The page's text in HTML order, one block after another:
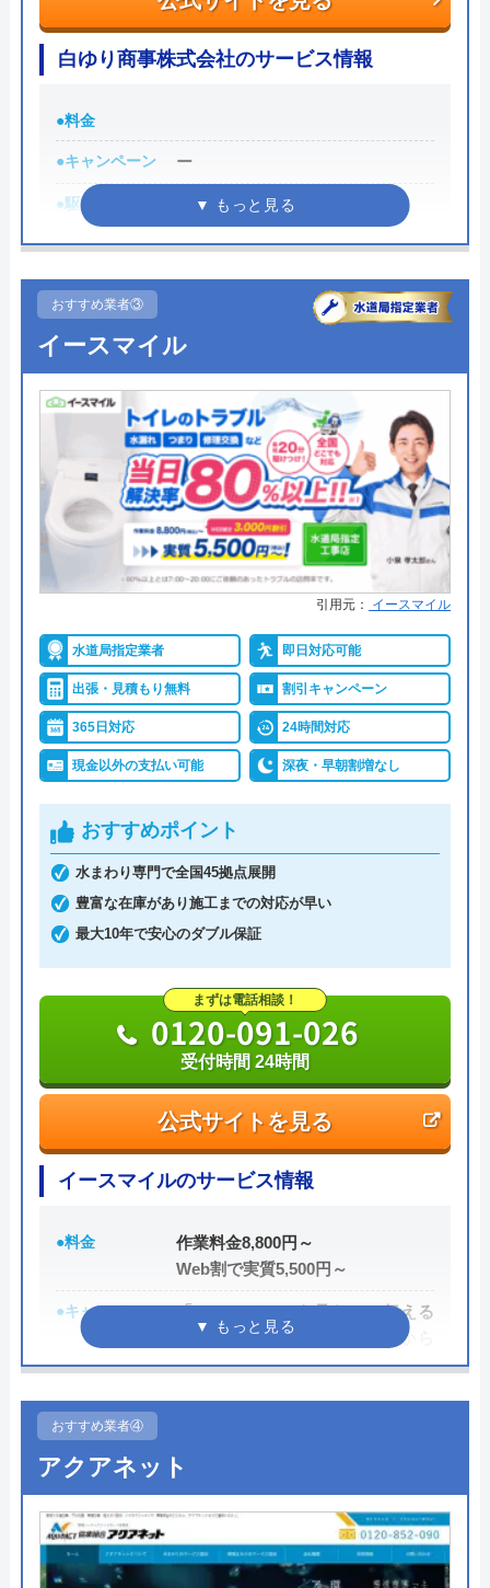
つにしてみてください。
伝えると作業料金が2,000円割引になるWEB割があ
りますので、相談する際は必ず電話で相談し、その
際には必ず「サイトを見た」と伝えましょう。
公式サイトを見る
まずは電話相談！
0120-221-611
受付時間 24時間 年中無休
ハウスラボホームの基本情報
運営会社 株式会社ハウスラボ
代表者 勝島崇裕
創業・設立 2024年11月設立
東京都文京区本郷5-1-11
対応エリア 全国33拠点
対応エリア詳
細
多賀城市のトイレ水漏れ・つまり修理
に駆けつけ対応｜水道局指定業者ハウ
スラボホーム
白ゆり商事株式会社のサービス情報
●料金
●キャンペーン ー
●駆けつけ時間
●受付時間 9:00～17:00
●定休日
●出張見積もり ー
●支払い方法 ー
●累計実績 ー
●保証・保険 ー
詳細は公式HPでご確認ください
白ゆり商事株式会社がおすすめの理由
白ゆり商事株式会社は、昭和37年に設立し、今では
4箇所の営業所を持つ実績のある地域密着の業者で
す。
お風呂やキッチンの水回りのトラブルから外壁ま
で、幅広いお家のトラブルに対応しています。
パロマ、リンナイ、ノーリツ、山善など、様々な主
要メーカーの製品に対応でき、ガスと電気の良いと
ころを併せ持ったハイブリット給湯器の取り扱い始
めました。
での問い合わせもできます。
公式サイトを見る
022-384-3711
受付時間 9:00～17:00
白ゆり商事株式会社の基本情報
代表者 佐々木新一
所在地
宮城県名取市増田9丁目2番2号
対応エリア 宮城県（一部エリアを除く）
おすすめ業者③
イースマイル
引用元： イースマイル
水道局指定業者 即日対応可能
出張・見積もり無料 割引キャンペーン
365日対応 24時間対応
現金以外の支払い可能 深夜・早朝割増なし
おすすめポイント
水まわり専門で全国45拠点展開
豊富な在庫があり施工までの対応が早い
最大10年で安心のダブル保証
公式サイトを見る
まずは電話相談！
0120-091-026
受付時間 24時間
イースマイルのサービス情報
●料金
作業料金8,800円～
Web割で実質5,500円～
●キャンペーン
「ホームページを見た」と伝える
だけで、WEB割で作業料金から
3,000円割引！
●駆けつけ時間 最短20分
●定休日 年中無休
●出張見積もり
●支払い方法
現金、銀行振込、モバイル、後払
おすすめ業者④
アクアネット